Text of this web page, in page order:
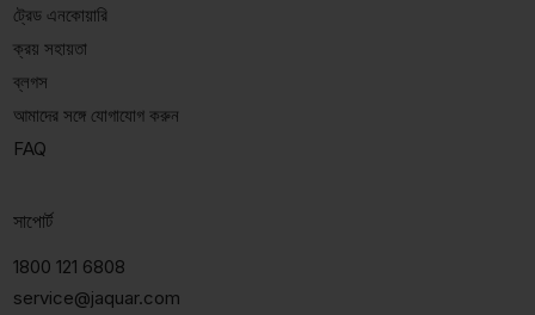
ট্রেড এনকোয়ারি
ক্রয় সহায়তা
ব্লগস
আমাদের সঙ্গে যোগাযোগ করুন
FAQ
সাপোর্ট
1800 121 6808
service@jaquar.com